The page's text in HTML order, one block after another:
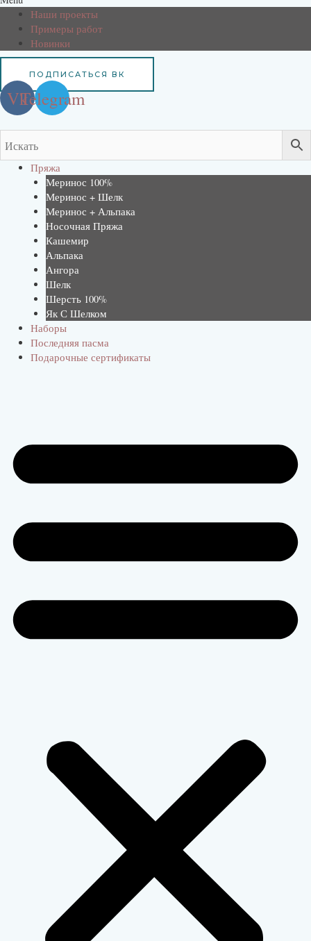
Наши проекты
Примеры работ
Новинки
ПОДПИСАТЬСЯ ВК
VkTelegram
Пряжа
Меринос 100%
Меринос + Шелк
Меринос + Альпака
Носочная Пряжа
Кашемир
Альпака
Ангора
Шелк
Шерсть 100%
Як С Шелком
Наборы
Последняя пасма
Подарочные сертификаты